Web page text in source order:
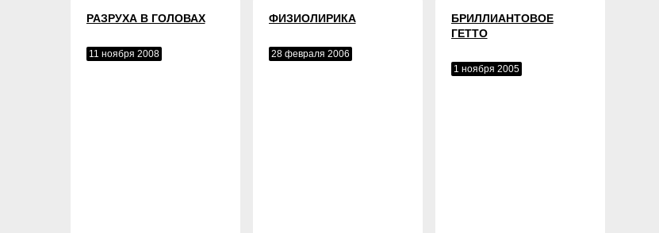
РАЗРУХА В ГОЛОВАХ
11 ноября 2008
ФИЗИОЛИРИКА
28 февраля 2006
БРИЛЛИАНТОВОЕ
ГЕТТО
1 ноября 2005